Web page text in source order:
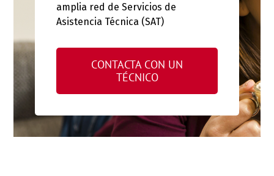
amplia red de Servicios de
Asistencia Técnica (SAT)
CONTACTA CON UN
TÉCNICO